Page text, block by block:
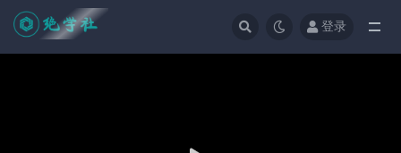
登录